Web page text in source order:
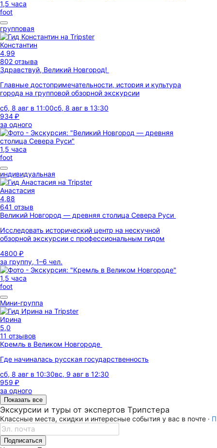
1,5 часа
foot
групповая
Константин
4,99
802 отзыва
Здравствуй, Великий Новгород!
Главные достопримечательности, история и культура
города на групповой обзорной экскурсии
сб, 8 авг в 11:00сб, 8 авг в 13:30
934 ₽
за одного
1,5 часа
foot
индивидуальная
Анастасия
4,88
641 отзыв
Великий Новгород — древняя столица Севера Руси
Исследовать исторический центр на нескучной
обзорной экскурсии с профессиональным гидом
4800 ₽
за группу, 1–6 чел.
1,5 часа
foot
Мини-группа
Ирина
5,0
11 отзывов
Кремль в Великом Новгороде
Где начиналась русская государственность
сб, 8 авг в 10:30вс, 9 авг в 12:30
959 ₽
за одного
Показать все
Экскурсии и туры от экспертов Трипстера
Классные места, скидки и интересные события у вас в почте ·
Подписаться